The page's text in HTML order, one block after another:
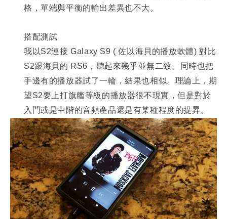
格，單端與平衡的輸出差異也不大。
搭配測試
我以S2連接 Galaxy S9 ( 佐以海貝的播放軟體) 對比
S2跟海貝的 RS6，聽起來幾乎並無二致。同時也把
手邊有的播放器試了一輪，結果也相似。理論上，期
望S2要上打旗艦等級的播放器很不現實，但是對於
入門或是中階的音頻產品還是有某種程度的提昇。